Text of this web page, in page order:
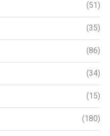
(51)
(35)
(86)
(34)
(15)
(180)